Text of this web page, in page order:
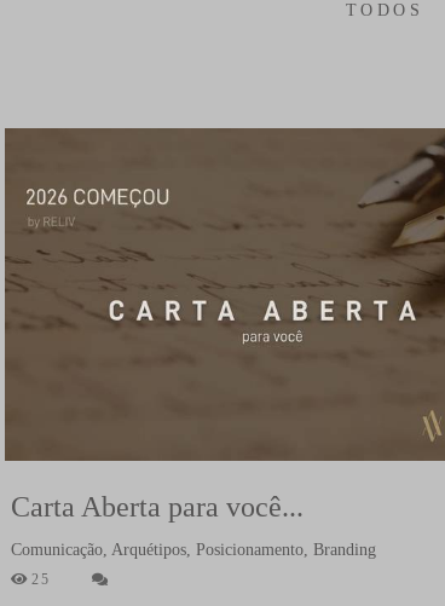
TODOS
Carta Aberta para você...
Comunicação, Arquétipos, Posicionamento, Branding
25